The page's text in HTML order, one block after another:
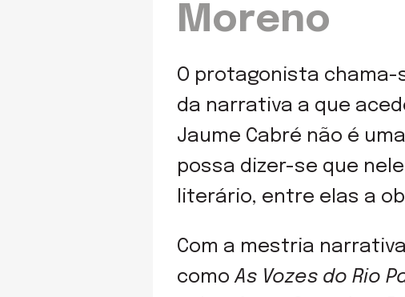
Moreno
O protagonista chama-
da narrativa a que
Jaume Cabré não é
possa dizer-se que
literário, entre elas a
Com a mestria
comoAs Vozes do Rio